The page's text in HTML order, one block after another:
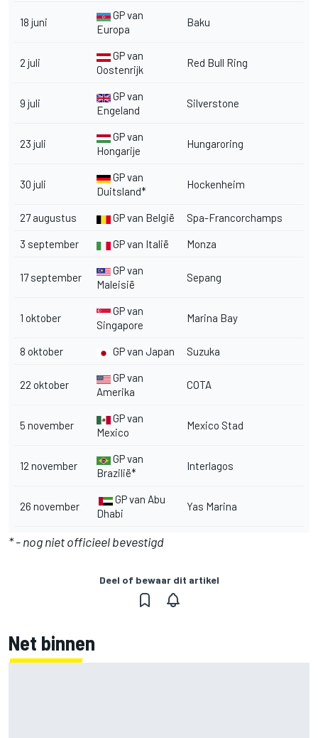
18 juni
GP van
Europa
Baku
2 juli
GP van
Oostenrijk
Red Bull Ring
9 juli
GP van
Engeland
Silverstone
23 juli
GP van
Hongarije
Hungaroring
30 juli
GP van
Duitsland*
Hockenheim
27 augustus GP van België Spa-Francorchamps
3 september GP van Italië Monza
17 september
GP van
Maleisië
Sepang
1 oktober
GP van
Singapore
Marina Bay
8 oktober GP van Japan Suzuka
22 oktober
GP van
Amerika
COTA
5 november
GP van
Mexico
Mexico Stad
12 november
GP van
Brazilië*
Interlagos
26 november
GP van Abu
Dhabi
Yas Marina
* - nog niet officieel bevestigd
Deel of bewaar dit artikel
Net binnen